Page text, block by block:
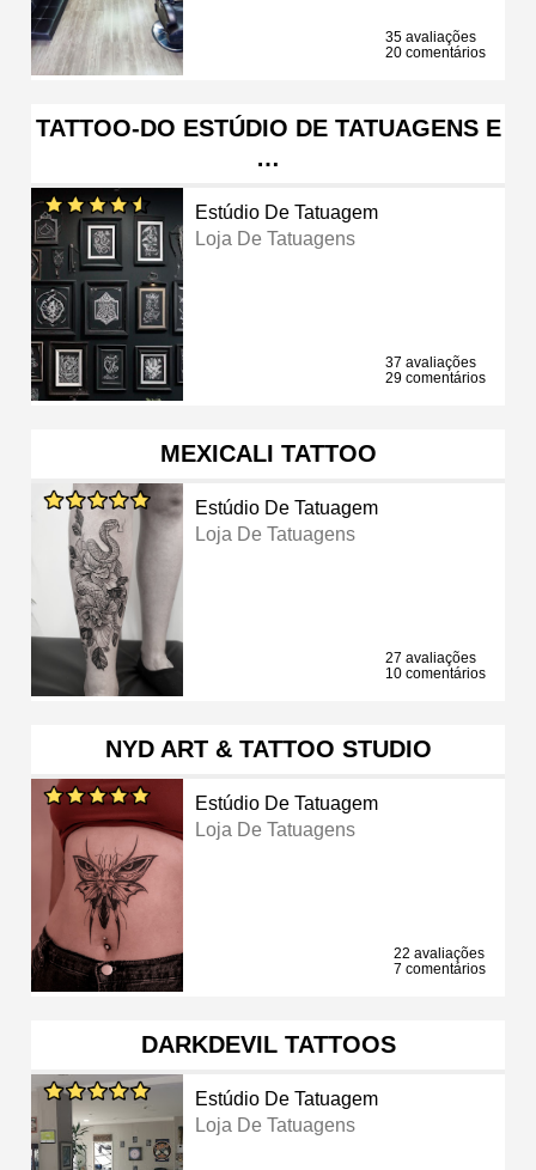
35 avaliações
20 comentários
TATTOO-DO ESTÚDIO DE TATUAGENS E
…
Estúdio De Tatuagem
Loja De Tatuagens
37 avaliações
29 comentários
MEXICALI TATTOO
Estúdio De Tatuagem
Loja De Tatuagens
27 avaliações
10 comentários
NYD ART & TATTOO STUDIO
Estúdio De Tatuagem
Loja De Tatuagens
22 avaliações
7 comentários
DARKDEVIL TATTOOS
Estúdio De Tatuagem
Loja De Tatuagens